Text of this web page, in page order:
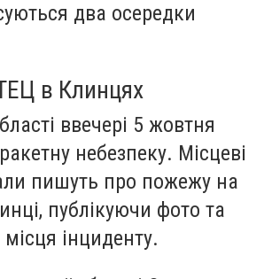
два осередки
в Клинцях
ввечері 5 жовтня
небезпеку. Місцеві
пишуть про пожежу на
публікуючи фото та
місця інциденту.